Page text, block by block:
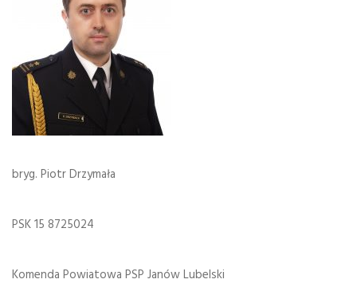
bryg. Piotr Drzymała
PSK 15 8725024
Komenda Powiatowa PSP Janów Lubelski